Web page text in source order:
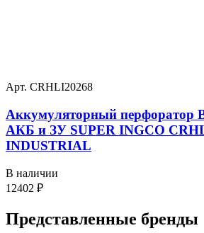
Арт. CRHLI20268
Аккумуляторный перфоратор
АКБ и ЗУ SUPER INGCO
INDUSTRIAL
В наличии
12402 ₽
Представленные бренды